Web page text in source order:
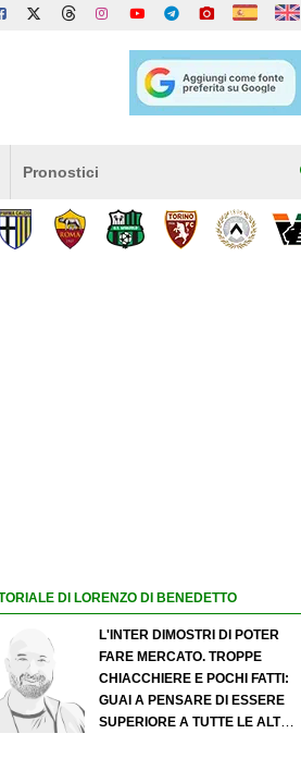
Pronostici
DI LORENZO DI BENEDETTO
L'INTER DIMOSTRI DI POTER
FARE MERCATO. TROPPE
CHIACCHIERE E POCHI FATTI:
GUAI A PENSARE DI ESSERE
SUPERIORE A TUTTE LE ALTRE